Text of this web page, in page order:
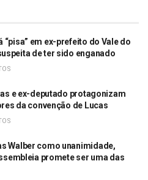
“pisa” em ex-prefeito do Vale do
de ter sido enganado
e ex-deputado protagonizam
da convenção de Lucas
Walber como unanimidade,
promete ser uma das